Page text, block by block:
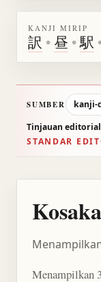
KANJI MIRIP
訳 • 昼 •駅
SUMBER kanji-
Tinjauan editorial
STANDAR
Menampilkan